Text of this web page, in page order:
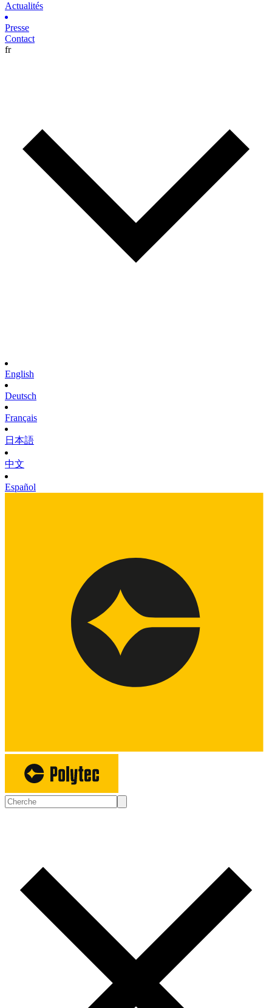
Actualités
Presse
Contact
fr
English
Deutsch
Français
日本語
中文
Español